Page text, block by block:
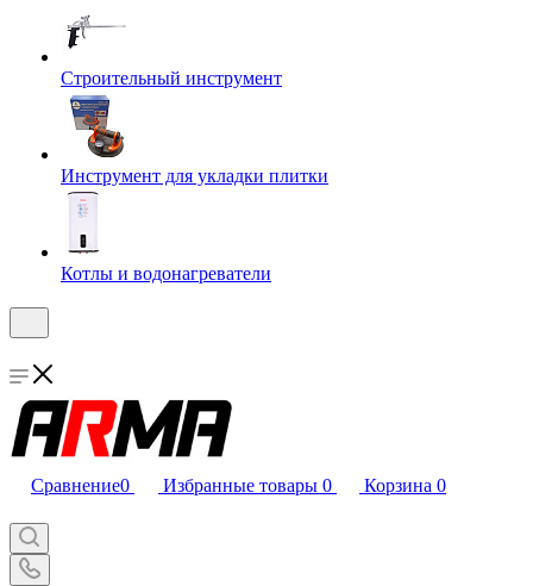
Строительный инструмент
Инструмент для укладки плитки
Котлы и водонагреватели
Сравнение0 Избранные товары 0 Корзина 0